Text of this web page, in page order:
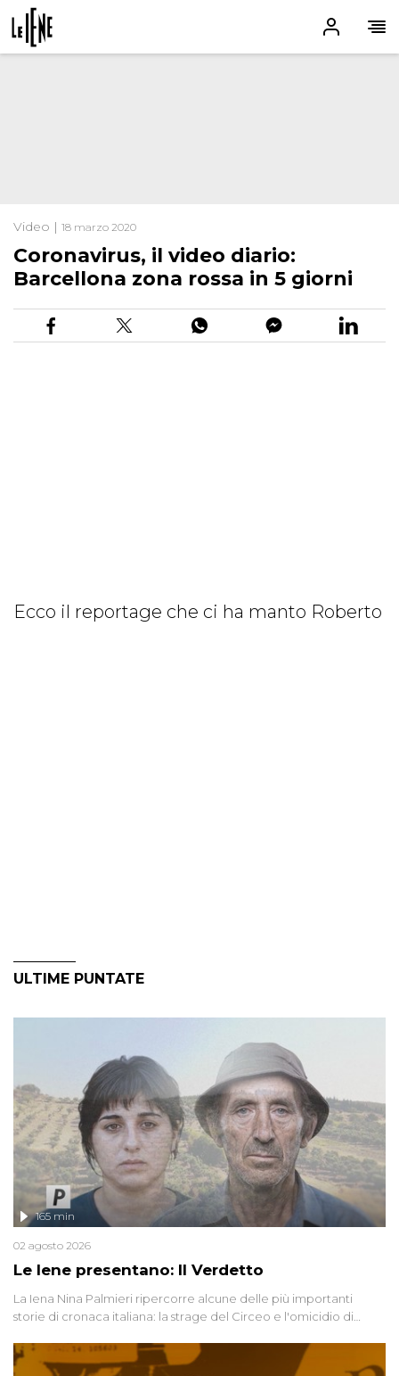
Video | 18 marzo 2020
Coronavirus, il video diario:
Barcellona zona rossa in 5 giorni
Ecco il reportage che ci ha manto Roberto
ULTIME PUNTATE
Le Iene presentano: Il Verdetto
165 min
02 agosto 2026
La Iena Nina Palmieri ripercorre alcune delle più importanti
storie di cronaca italiana: la strage del Circeo e l'omicidio di